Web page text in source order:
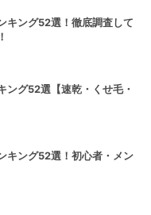
キング52選！徹底調査して
ング52選【速乾・くせ毛・
キング52選！初心者・メン